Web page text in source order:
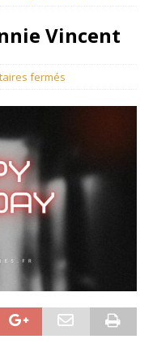
Vincent
fermés